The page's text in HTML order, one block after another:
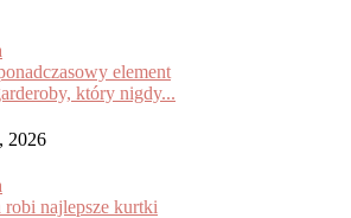
element
który nigdy...
2026
robi najlepsze kurtki